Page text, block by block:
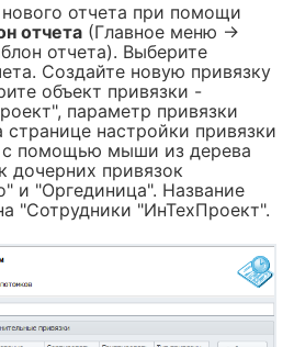
отчета при помощи
отчета (Главное меню →
отчета). Выберите
Создайте новую привязку
объект привязки -
параметр привязки
странице настройки привязки
с помощью мыши из дерева
дочерних привязок
и "Оргединица". Название
"Сотрудники "ИнТехПроект".